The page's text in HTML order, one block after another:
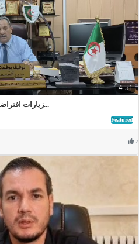
4:51
زيارات افتراضية على الجامعة - كلمة السيد مدير الجا...
Featured
2